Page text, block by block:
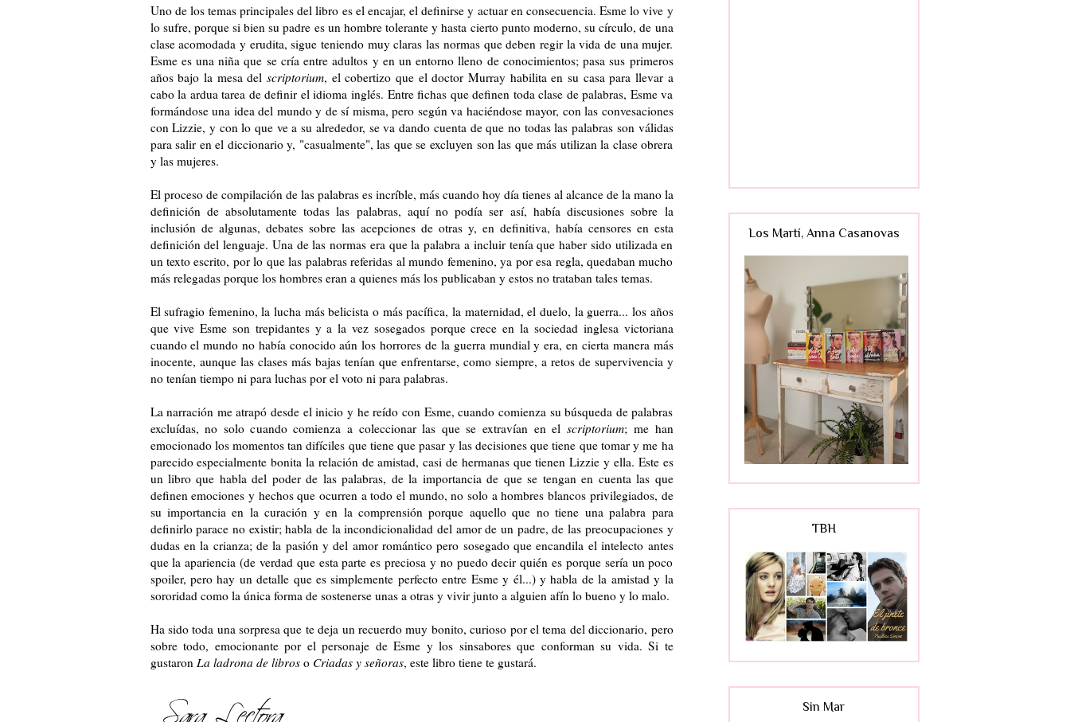
Uno de los temas principales del libro es el encajar, el definirse y actuar en consecuencia. Esme lo vive y
lo sufre, porque si bien su padre es un hombre tolerante y hasta cierto punto moderno, su círculo, de una
clase acomodada y erudita, sigue teniendo muy claras las normas que deben regir la vida de una mujer.
Esme es una niña que se cría entre adultos y en un entorno lleno de conocimientos; pasa sus primeros
años bajo la mesa del scriptorium, el cobertizo que el doctor Murray habilita en su casa para llevar a
cabo la ardua tarea de definir el idioma inglés. Entre fichas que definen toda clase de palabras, Esme va
formándose una idea del mundo y de sí misma, pero según va haciéndose mayor, con las convesaciones
con Lizzie, y con lo que ve a su alrededor, se va dando cuenta de que no todas las palabras son válidas
para salir en el diccionario y, "casualmente", las que se excluyen son las que más utilizan la clase obrera
y las mujeres.
El proceso de compilación de las palabras es incríble, más cuando hoy día tienes al alcance de la mano la
definición de absolutamente todas las palabras, aquí no podía ser así, había discusiones sobre la
inclusión de algunas, debates sobre las acepciones de otras y, en definitiva, había censores en esta
definición del lenguaje. Una de las normas era que la palabra a incluir tenía que haber sido utilizada en
un texto escrito, por lo que las palabras referidas al mundo femenino, ya por esa regla, quedaban mucho
más relegadas porque los hombres eran a quienes más los publicaban y estos no trataban tales temas.
El sufragio femenino, la lucha más belicista o más pacífica, la maternidad, el duelo, la guerra... los años
que vive Esme son trepidantes y a la vez sosegados porque crece en la sociedad inglesa victoriana
cuando el mundo no había conocido aún los horrores de la guerra mundial y era, en cierta manera más
inocente, aunque las clases más bajas tenían que enfrentarse, como siempre, a retos de supervivencia y
no tenían tiempo ni para luchas por el voto ni para palabras.
La narración me atrapó desde el inicio y he reído con Esme, cuando comienza su búsqueda de palabras
excluídas, no solo cuando comienza a coleccionar las que se extravían en elscriptorium; me han
emocionado los momentos tan difíciles que tiene que pasar y las decisiones que tiene que tomar y me ha
parecido especialmente bonita la relación de amistad, casi de hermanas que tienen Lizzie y ella. Este es
un libro que habla del poder de las palabras, de la importancia de que se tengan en cuenta las que
definen emociones y hechos que ocurren a todo el mundo, no solo a hombres blancos privilegiados, de
su importancia en la curación y en la comprensión porque aquello que no tiene una palabra para
definirlo parace no existir; habla de la incondicionalidad del amor de un padre, de las preocupaciones y
dudas en la crianza; de la pasión y del amor romántico pero sosegado que encandila el intelecto antes
que la apariencia (de verdad que esta parte es preciosa y no puedo decir quién es porque sería un poco
spoiler, pero hay un detalle que es simplemente perfecto entre Esme y él...) y habla de la amistad y la
sororidad como la única forma de sostenerse unas a otras y vivir junto a alguien afín lo bueno y lo malo.
Ha sido toda una sorpresa que te deja un recuerdo muy bonito, curioso por el tema del diccionario, pero
sobre todo, emocionante por el personaje de Esme y los sinsabores que conforman su vida. Si te
gustaron La ladrona de libroso Criadas y señoras, este libro tiene te gustará.
Los Martí, Anna Casanovas
TBH
Sin Mar